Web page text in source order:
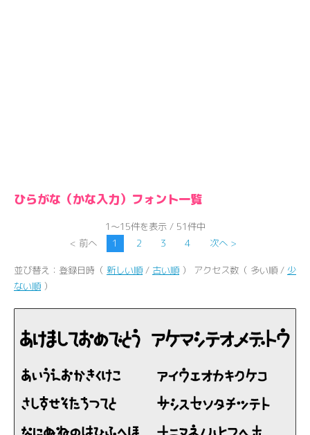
ひらがな（かな入力）フォント一覧
1～15件を表示 / 51件中
< 前へ
1 2 3 4 次へ >
並び替え：登録日時（ 新しい順 / 古い順 ） アクセス数（ 多い順 / 少
ない順 ）